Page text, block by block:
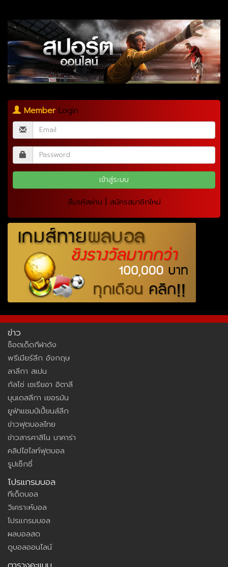
MemberLogin
ลืมรหัสผ่าน | สมัครสมาชิกใหม่
ข่าว
ช็อตเด็ดกีฬาดัง
พรีเมียร์ลีก อังกฤษ
ลาลีกา สเปน
กัลโซ่ เซเรียอา อิตาลี
บุนเดสลีกา เยอรมัน
ยูฟ่าแชมป์เปี้ยนส์ลีก
ข่าวฟุตบอลไทย
ข่าวสารคาสิโน บาคาร่า
คลิปไฮไลท์ฟุตบอล
รูปเซ็กซี่
โปรแกรมบอล
ทีเด็ดบอล
วิเคราะห์บอล
โปรแกรมบอล
ผลบอลสด
ดูบอลออนไลน์